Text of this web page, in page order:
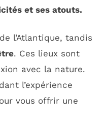
et ses atouts.
l’Atlantique, tandis
. Ces lieux sont
avec la nature.
l’expérience
vous offrir une